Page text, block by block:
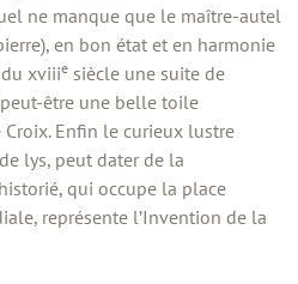
ne manque que le maître-autel
en bon état et en harmonie
du xviiie siècle une suite de
être une belle toile
Enfin le curieux lustre
lys, peut dater de la
qui occupe la place
représente l’Invention de la